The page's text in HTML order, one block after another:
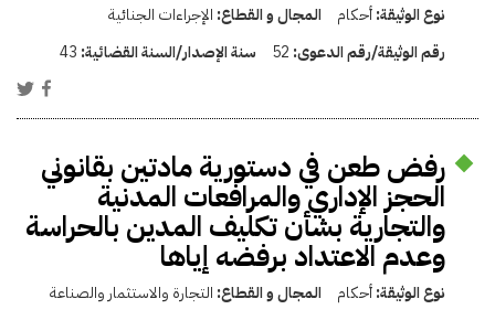
نوع الوثيقة:أحكام المجال و القطاع: الإجراءات الجنائية
رقم الوثيقة/رقم الدعوى: 52 سنة الإصدار/السنة القضائية: 43
رفض طعن في دستورية مادتين بقانوني
الحجز الإداري والمرافعات المدنية
والتجارية بشأن تكليف المدين بالحراسة
وعدم الاعتداد برفضه إياها
نوع الوثيقة:أحكام المجال و القطاع: التجارة والاستثمار والصناعة